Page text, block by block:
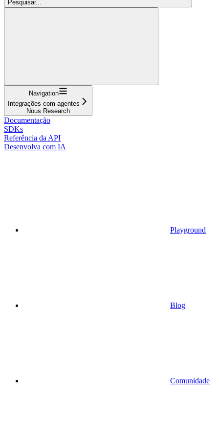
Pesquisar...
Navigation
Integrações com agentes
Nous Research
Documentação
SDKs
Referência da API
Desenvolva com IA
Playground
Blog
Comunidade